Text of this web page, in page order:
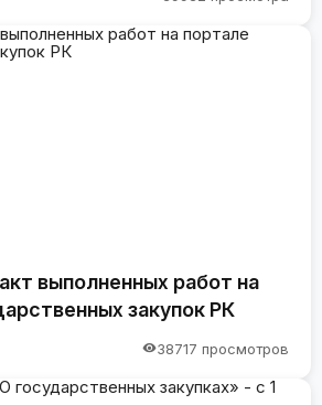
выполненных работ на
закупок РК
38717 просмотров